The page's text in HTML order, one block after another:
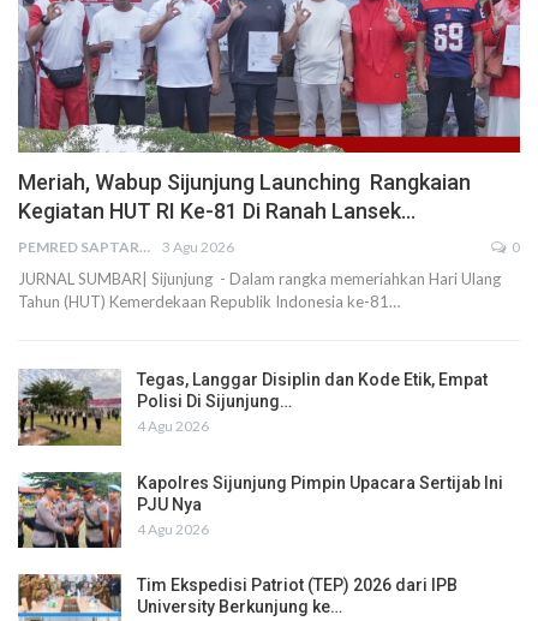
Meriah, Wabup Sijunjung Launching Rangkaian
Kegiatan HUT RI Ke-81 Di Ranah Lansek…
PEMRED SAPTARIUS 3 Agu 2026 0
JURNAL SUMBAR| Sijunjung - Dalam rangka memeriahkan Hari Ulang
Tahun (HUT) Kemerdekaan Republik Indonesia ke-81…
Tegas, Langgar Disiplin dan Kode Etik, Empat
Polisi Di Sijunjung…
4 Agu 2026
Kapolres Sijunjung Pimpin Upacara Sertijab Ini
PJU Nya
4 Agu 2026
Tim Ekspedisi Patriot (TEP) 2026 dari IPB
University Berkunjung ke…